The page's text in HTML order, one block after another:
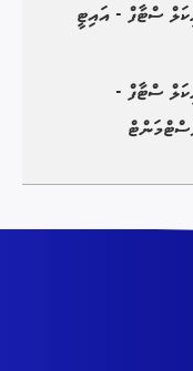
ސްޓާފް - އައިޓީ
ސްޓާފް -